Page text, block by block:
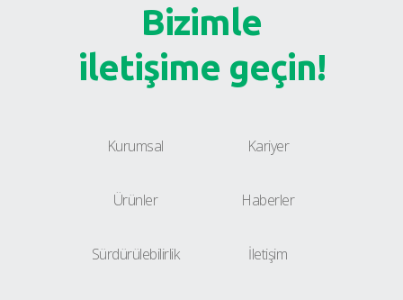
Bizimle
iletişime geçin!
Kurumsal
Ürünler
Sürdürülebilirlik
Kariyer
Haberler
İletişim